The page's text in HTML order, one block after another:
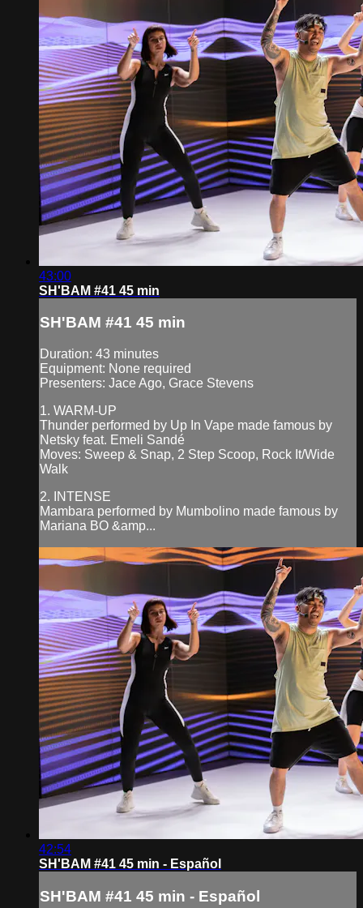
43:00
SH'BAM #41 45 min
SH'BAM #41 45 min
Duration: 43 minutes
Equipment: None required
Presenters: Jace Ago, Grace Stevens
1. WARM-UP
Thunder performed by Up In Vape made famous by
Netsky feat. Emeli Sandé
Moves: Sweep & Snap, 2 Step Scoop, Rock It/Wide
Walk
2. INTENSE
Mambara performed by Mumbolino made famous by
Mariana BO &amp...
42:54
SH'BAM #41 45 min - Español
SH'BAM #41 45 min - Español